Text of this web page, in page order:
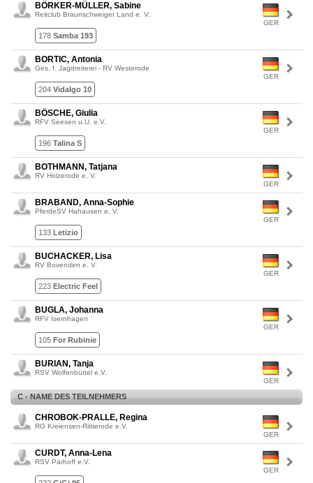
GER
BÖRKER-MÜLLER, Sabine
Reitclub Braunschweiger Land e. V.
178 Samba 193
GER
BORTIC, Antonia
Ges. f. Jagdreiterei - RV Westerode
204 Vidalgo 10
GER
BÖSCHE, Giulia
RFV Seesen u.U. e.V.
196 Talina S
GER
BOTHMANN, Tatjana
RV Holzerode e. V.
GER
BRABAND, Anna-Sophie
PferdeSV Hahausen e. V.
133 Letizio
GER
BUCHACKER, Lisa
RV Bovenden e. V.
223 Electric Feel
GER
BUGLA, Johanna
RFV Isernhagen
105 For Rubinie
GER
BURIAN, Tanja
RSV Wolfenbüttel e.V.
C - NAME DES TEILNEHMERS
GER
CHROBOK-PRALLE, Regina
RG Kreiensen-Rittierode e.V.
GER
CURDT, Anna-Lena
RSV Pärhoff e.V.